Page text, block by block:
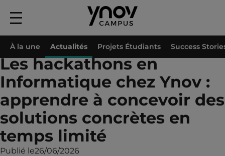
Menu
principal
Accueil Les hackathons en Informatique chez
Les hackathons en
Informatique chez Ynov :
apprendre à concevoir des
solutions concrètes en
temps limité
Publié le26/06/2026
À la une Actualités Projets Étudiants Success